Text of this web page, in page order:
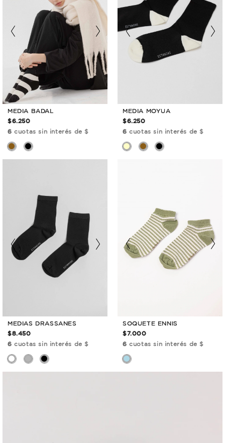
MEDIA BADAL
$6.250
6 cuotas sin interés de $
MEDIA MOYUA
$6.250
6 cuotas sin interés de $
MEDIAS DRASSANES
$8.450
6 cuotas sin interés de $
SOQUETE ENNIS
$7.000
6 cuotas sin interés de $